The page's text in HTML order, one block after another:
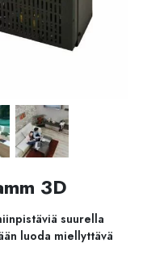
3D
suurella
luoda miellyttävä